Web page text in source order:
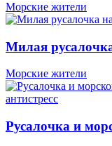
Морские жители
Милая
Морские жители
Русалочка и